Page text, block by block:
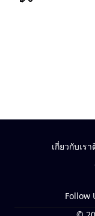
เกี่ยวกับเรา
Follow